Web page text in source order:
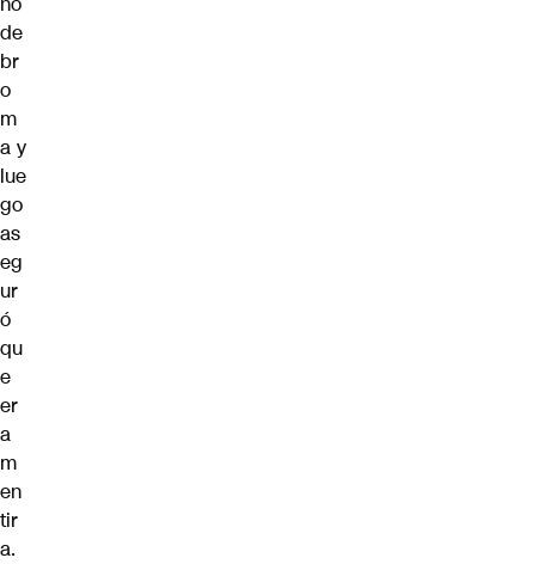
de
br
o
m
a y
lue
go
as
eg
ur
ó
qu
e
er
a
m
en
tir
a.